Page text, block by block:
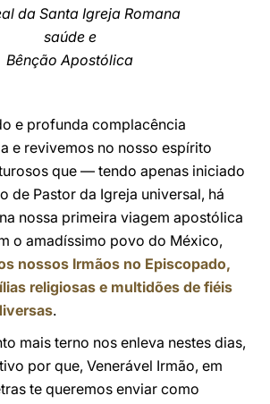
da Santa Igreja Romana
saúde e
Bênção Apostólica
e profunda complacência
e revivemos no nosso espírito
que — tendo apenas iniciado
de Pastor da Igreja universal, há
nossa primeira viagem apostólica
o amadíssimo povo do México,
nossos Irmãos no Episcopado,
religiosas e multidões de fiéis
.
mais terno nos enleva nestes dias,
por que, Venerável Irmão, em
te queremos enviar como